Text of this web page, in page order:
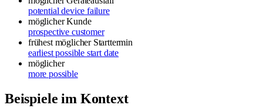
potential device failure
möglicher Kunde
prospective customer
frühest möglicher Starttermin
earliest possible start date
möglicher
more possible
Beispiele im Kontext